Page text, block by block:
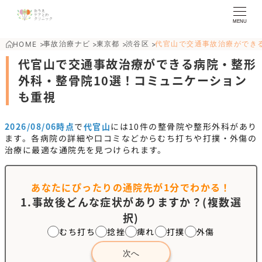
MENU
HOME >事故治療ナビ >東京都 >渋谷区 >代官山で交通事故治療ができ
代官山で交通事故治療ができる病院・整形
外科・整骨院10選！コミュニケーション
も重視
2026/08/06時点で代官山には10件の整骨院や整形外科があり
ます。各病院の詳細や口コミなどからむち打ちや打撲・外傷の
治療に最適な通院先を見つけられます。
あなたにぴったりの通院先が1分でわかる！
1.事故後どんな症状がありますか？(複数選
択)
むち打ち 捻挫 痺れ 打撲 外傷
次へ